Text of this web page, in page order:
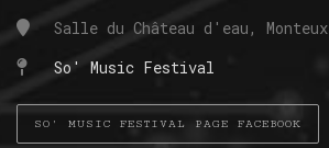
Salle du Château d'eau, Monteux
So' Music Festival
SO' MUSIC FESTIVAL PAGE FACEBOOK